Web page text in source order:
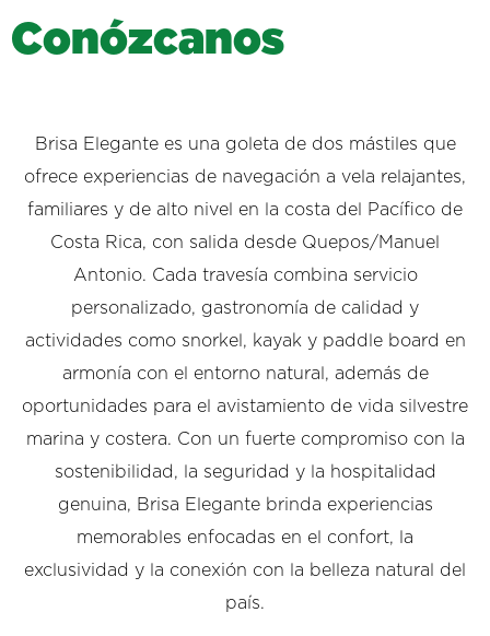
Conózcanos
Brisa Elegante es una goleta de dos mástiles que
ofrece experiencias de navegación a vela relajantes,
familiares y de alto nivel en la costa del Pacífico de
Costa Rica, con salida desde Quepos/Manuel
Antonio. Cada travesía combina servicio
personalizado, gastronomía de calidad y
actividades como snorkel, kayak y paddle board en
armonía con el entorno natural, además de
oportunidades para el avistamiento de vida silvestre
marina y costera. Con un fuerte compromiso con la
sostenibilidad, la seguridad y la hospitalidad
genuina, Brisa Elegante brinda experiencias
memorables enfocadas en el confort, la
exclusividad y la conexión con la belleza natural del
país.